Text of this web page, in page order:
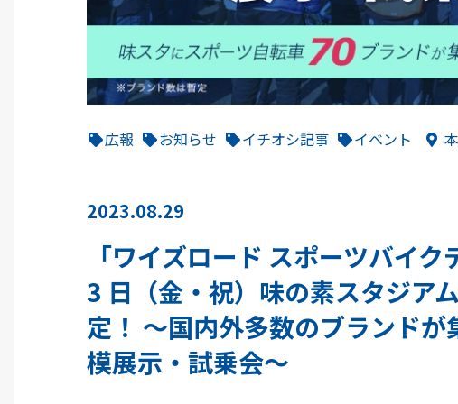
広報 お知らせ イチオシ記事 イベント
2023.08.29
「ワイズロード スポーツバイ
3 日（金・祝）味の素スタジア
定！ ～国内外多数のブランド
模展示・試乗会～